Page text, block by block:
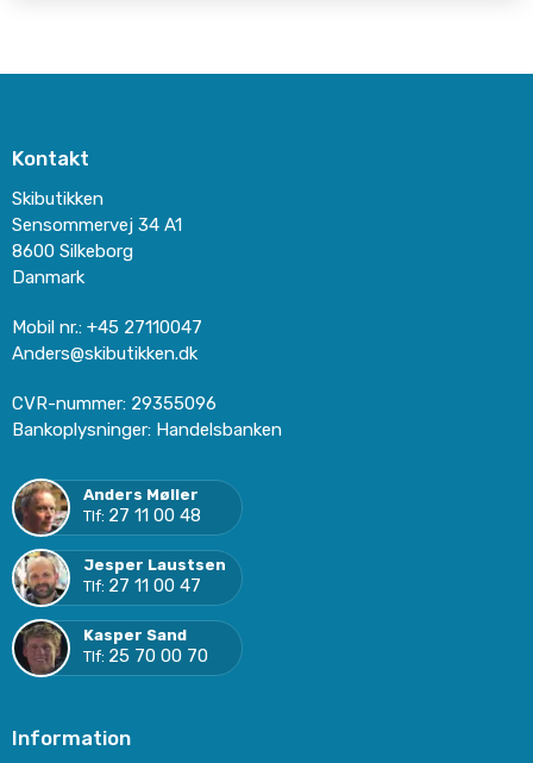
Kontakt
Skibutikken
Sensommervej 34 A1
8600 Silkeborg
Danmark
Mobil nr.: +45 27110047
Anders@skibutikken.dk
CVR-nummer: 29355096
Bankoplysninger: Handelsbanken
Anders Møller
Tlf: 27 11 00 48
Jesper Laustsen
Tlf: 27 11 00 47
Kasper Sand
Tlf: 25 70 00 70
Information